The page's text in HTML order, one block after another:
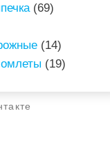
(69)
(14)
(19)